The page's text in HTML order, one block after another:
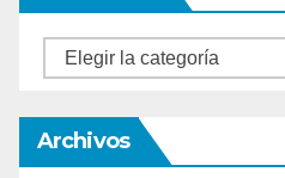
Categorías
Archivos